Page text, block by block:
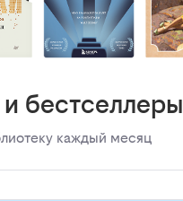
бестселлеры
каждый месяц